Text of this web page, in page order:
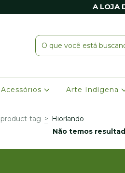
A LOJA
Acessórios Arte Indígena
tag > Hiorlando
Não temos